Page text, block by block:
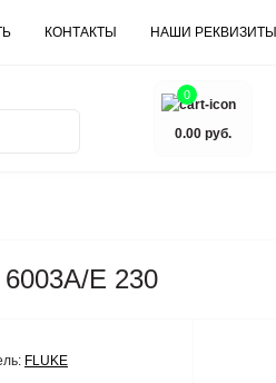
КОНТАКТЫ НАШИ РЕКВИЗИТЫ
0
0.00 руб.
E 230
FLUKE